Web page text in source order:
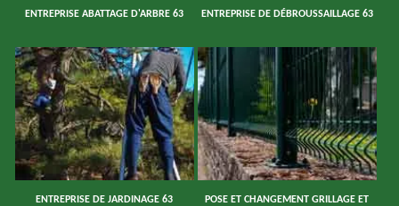
ENTREPRISE ABATTAGE D'ARBRE 63 ENTREPRISE DE DÉBROUSSAILLAGE 63
ENTREPRISE DE JARDINAGE 63
POSE ET CHANGEMENT GRILLAGE ET